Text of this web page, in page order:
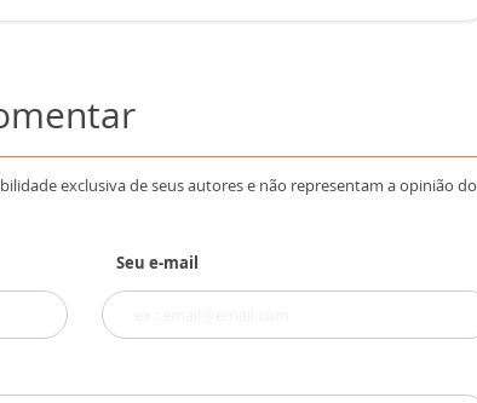
exclusiva de seus autores e não representam a opinião do
Seu e-mail